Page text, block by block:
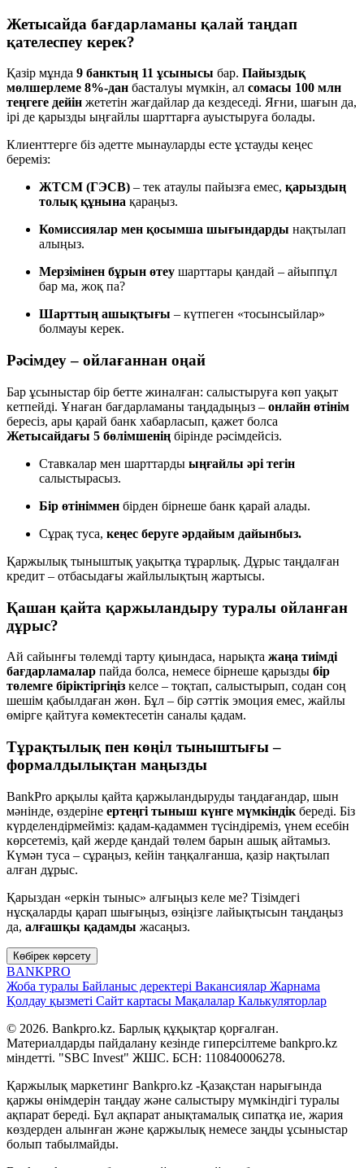
Жетысайда бағдарламаны қалай таңдап
қателеспеу керек?
Қазір мұнда 9 банктың 11 ұсынысы бар. Пайыздық
мөлшерлеме 8%-дан басталуы мүмкін, ал сомасы 100 млн
теңгеге дейін жететін жағдайлар да кездеседі. Яғни, шағын да,
ірі де қарызды ыңғайлы шарттарға ауыстыруға болады.
Клиенттерге біз әдетте мынауларды есте ұстауды кеңес
береміз:
ЖТСМ (ГЭСВ) – тек атаулы пайызға емес, қарыздың
толық құнына қараңыз.
Комиссиялар мен қосымша шығындарды нақтылап
алыңыз.
Мерзімінен бұрын өтеу шарттары қандай – айыппұл
бар ма, жоқ па?
Шарттың ашықтығы – күтпеген «тосынсыйлар»
болмауы керек.
Рәсімдеу – ойлағаннан оңай
Бар ұсыныстар бір бетте жиналған: салыстыруға көп уақыт
кетпейді. Ұнаған бағдарламаны таңдадыңыз – онлайн өтінім
бересіз, ары қарай банк хабарласып, қажет болса
Жетысайдағы 5 бөлімшенің бірінде рәсімдейсіз.
Ставкалар мен шарттарды ыңғайлы әрі тегін
салыстырасыз.
Бір өтініммен бірден бірнеше банк қарай алады.
Сұрақ туса, кеңес беруге әрдайым дайынбыз.
Қаржылық тыныштық уақытқа тұрарлық. Дұрыс таңдалған
кредит – отбасыдағы жайлылықтың жартысы.
Қашан қайта қаржыландыру туралы ойланған
дұрыс?
Ай сайынғы төлемді тарту қиындаса, нарықта жаңа тиімді
бағдарламалар пайда болса, немесе бірнеше қарызды бір
төлемге біріктіргіңіз келсе – тоқтап, салыстырып, содан соң
шешім қабылдаған жөн. Бұл – бір сәттік эмоция емес, жайлы
өмірге қайтуға көмектесетін саналы қадам.
Тұрақтылық пен көңіл тыныштығы –
формалдылықтан маңызды
BankPro арқылы қайта қаржыландыруды таңдағандар, шын
мәнінде, өздеріне ертеңгі тыныш күнге мүмкіндік береді. Біз
күрделендірмейміз: қадам-қадаммен түсіндіреміз, үнем есебін
көрсетеміз, қай жерде қандай төлем барын ашық айтамыз.
Күмән туса – сұраңыз, кейін таңқалғанша, қазір нақтылап
алған дұрыс.
Қарыздан «еркін тыныс» алғыңыз келе ме? Тізімдегі
нұсқаларды қарап шығыңыз, өзіңізге лайықтысын таңдаңыз
да, алғашқы қадамды жасаңыз.
Көбірек көрсету
BANKPRO
Жоба туралы Байланыс деректері Вакансиялар Жарнама
Қолдау қызметі Сайт картасы Мақалалар Калькуляторлар
© 2026. Bankpro.kz. Барлық құқықтар қорғалған.
Материалдарды пайдалану кезінде гиперсілтеме bankpro.kz
міндетті. "SBC Invest" ЖШС. БСН: 110840006278.
Қаржылық маркетинг Bankpro.kz -Қазақстан нарығында
қаржы өнімдерін таңдау және салыстыру мүмкіндігі туралы
ақпарат береді. Бұл ақпарат анықтамалық сипатқа ие, жария
көздерден алынған және қаржылық немесе заңды ұсыныстар
болып табылмайды.